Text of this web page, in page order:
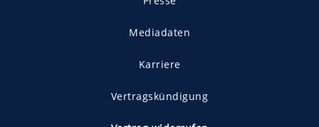
Mediadaten
Karriere
Vertragskündigung